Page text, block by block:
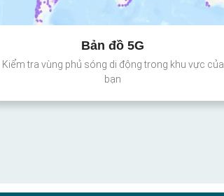
Bản đồ 5G
Kiểm tra vùng phủ sóng di động trong khu vực của
bạn